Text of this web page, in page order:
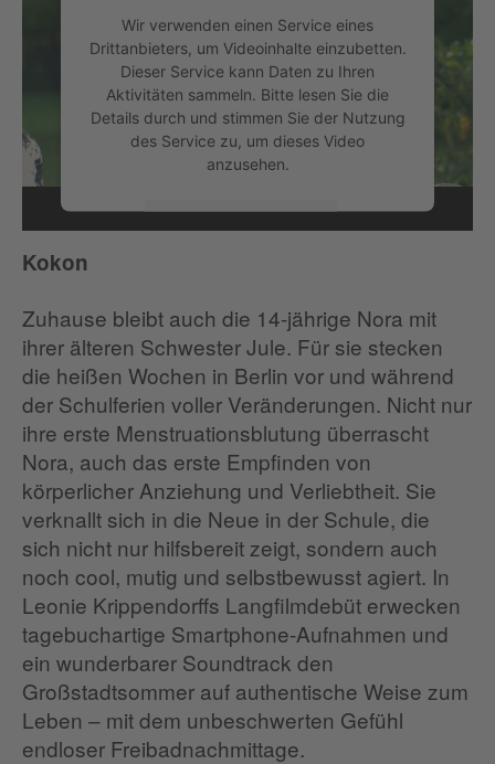
Wir verwenden einen Service eines
Drittanbieters, um Videoinhalte einzubetten.
Dieser Service kann Daten zu Ihren
Aktivitäten sammeln. Bitte lesen Sie die
Details durch und stimmen Sie der Nutzung
des Service zu, um dieses Video
anzusehen.
Kokon
Zuhause bleibt auch die 14-jährige Nora mit
ihrer älteren Schwester Jule. Für sie stecken
die heißen Wochen in Berlin vor und während
der Schulferien voller Veränderungen. Nicht nur
ihre erste Menstruationsblutung überrascht
Nora, auch das erste Empfinden von
körperlicher Anziehung und Verliebtheit. Sie
verknallt sich in die Neue in der Schule, die
sich nicht nur hilfsbereit zeigt, sondern auch
noch cool, mutig und selbstbewusst agiert. In
Leonie Krippendorffs Langfilmdebüt erwecken
tagebuchartige Smartphone-Aufnahmen und
ein wunderbarer Soundtrack den
Großstadtsommer auf authentische Weise zum
Leben – mit dem unbeschwerten Gefühl
endloser Freibadnachmittage.